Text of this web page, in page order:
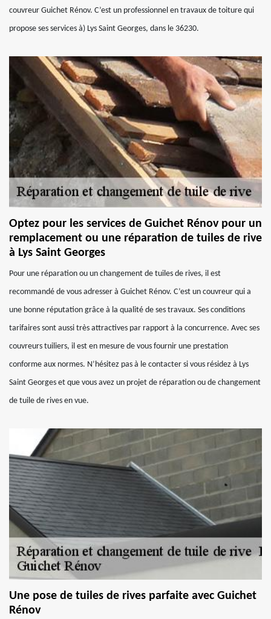
couvreur Guichet Rénov. C’est un professionnel en travaux de toiture qui
propose ses services à) Lys Saint Georges, dans le 36230.
Optez pour les services de Guichet Rénov pour un
remplacement ou une réparation de tuiles de rive
à Lys Saint Georges
Pour une réparation ou un changement de tuiles de rives, il est
recommandé de vous adresser à Guichet Rénov. C’est un couvreur qui a
une bonne réputation grâce à la qualité de ses travaux. Ses conditions
tarifaires sont aussi très attractives par rapport à la concurrence. Avec ses
couvreurs tuiliers, il est en mesure de vous fournir une prestation
conforme aux normes. N’hésitez pas à le contacter si vous résidez à Lys
Saint Georges et que vous avez un projet de réparation ou de changement
de tuile de rives en vue.
Une pose de tuiles de rives parfaite avec Guichet
Rénov